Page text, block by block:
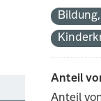
Anteil
Anteil